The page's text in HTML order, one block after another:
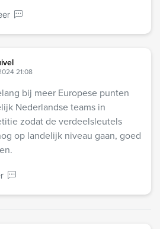
21:08
bij meer Europese punten
Nederlandse teams in
zodat de verdeelsleutels
op landelijk niveau gaan, goed